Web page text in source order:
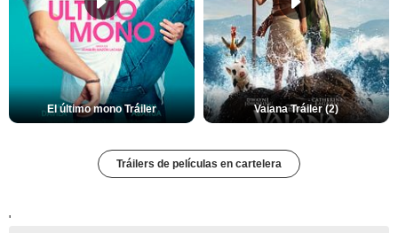
El último mono Tráiler Vaiana Tráiler (2)
Tráilers de películas en cartelera
'